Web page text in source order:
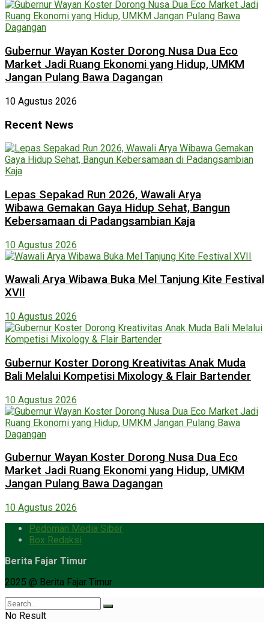
Gubernur Wayan Koster Dorong Nusa Dua Eco
Market Jadi Ruang Ekonomi yang Hidup, UMKM
Jangan Pulang Bawa Dagangan
10 Agustus 2026
Recent News
Lepas Sepakad Run 2026, Wawali Arya
Wibawa Gemakan Gaya Hidup Sehat, Bangun
Kebersamaan di Padangsambian Kaja
10 Agustus 2026
Wawali Arya Wibawa Buka Mel Tanjung Kite Festival
XVII
10 Agustus 2026
Gubernur Koster Dorong Kreativitas Anak Muda
Bali Melalui Kompetisi Mixology & Flair Bartender
10 Agustus 2026
Gubernur Wayan Koster Dorong Nusa Dua Eco
Market Jadi Ruang Ekonomi yang Hidup, UMKM
Jangan Pulang Bawa Dagangan
10 Agustus 2026
Pedoman Media Siber
Box Redaksi
Berita Fajar Timur
2025 @ Berita Fajar Timur
No Result